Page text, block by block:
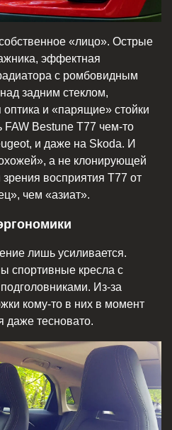
«лицо». Острые
эффектная
с ромбовидным
задним стеклом,
и «парящие» стойки
Bestune T77 чем-то
и даже на Skoda. И
а не клонирующей
зрения восприятия T77 от
чем «азиат».
лишь усиливается.
спортивные кресла с
Из-за
кому-то в них в момент
даже тесновато.